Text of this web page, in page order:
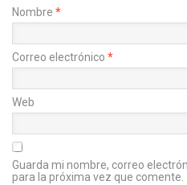
Nombre *
Correo electrónico *
Web
Guarda mi nombre, correo
para la próxima vez que comente.